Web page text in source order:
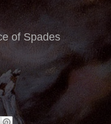
of Spades